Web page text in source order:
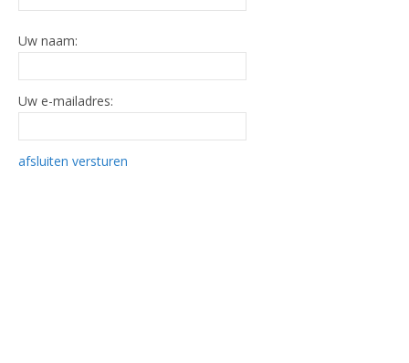
Uw naam:
Uw e-mailadres:
afsluiten versturen